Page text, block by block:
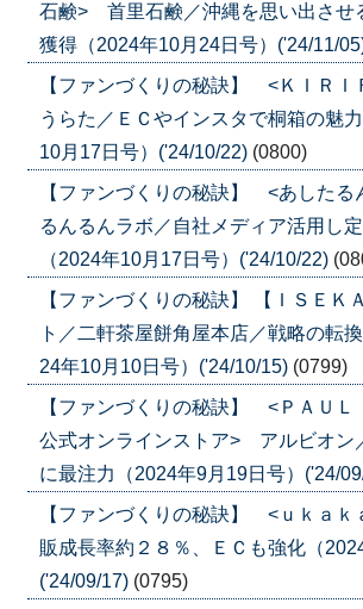
石鹸> 首里石鹸／沖縄を思い出させ
獲得（2024年10月24日号）('24/11/
【ファンづくりの秘訣】 <ＫＩＲ
うらた／ＥＣやインスタで桐箱の魅
10月17日号）('24/10/22) (0800)
【ファンづくりの秘訣】 <あした
るんるんラボ／自社メディア活用し
（2024年10月17日号）('24/10/22)
【ファンづくりの秘訣】 【ＩＳＥＫ
ト／二軒茶屋餅角屋本店／戦略の転
24年10月10日号）('24/10/15) (0799)
【ファンづくりの秘訣】 <ＰＡ
公式オンラインストア> アルビオン
に最注力（2024年9月19日号）('24/
【ファンづくりの秘訣】 <ｕｋａ
販成長率約２８％、ＥＣも強化（
('24/09/17) (0795)